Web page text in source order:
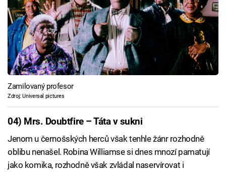
Zamilovaný profesor
Zdroj: Universal pictures
04) Mrs. Doubtfire – Táta v sukni
Jenom u černošských herců však tenhle žánr rozhodně
oblibu nenašel. Robina Williamse si dnes mnozí pamatují
jako komika, rozhodně však zvládal naservírovat i